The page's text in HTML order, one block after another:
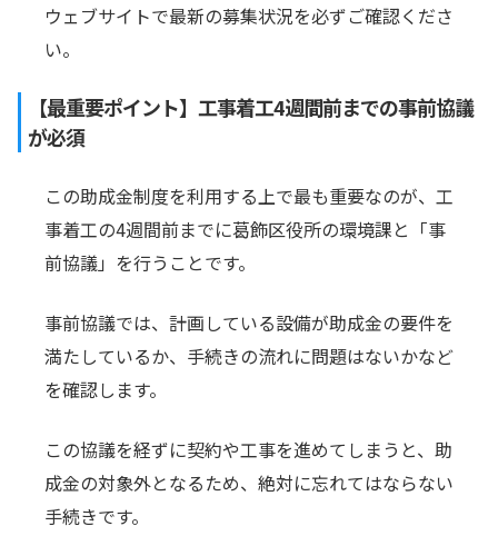
ウェブサイトで最新の募集状況を必ずご確認くださ
い。
【最重要ポイント】工事着工4週間前までの事前協議
が必須
この助成金制度を利用する上で最も重要なのが、工
事着工の4週間前までに葛飾区役所の環境課と「事
前協議」を行うことです。
事前協議では、計画している設備が助成金の要件を
満たしているか、手続きの流れに問題はないかなど
を確認します。
この協議を経ずに契約や工事を進めてしまうと、助
成金の対象外となるため、絶対に忘れてはならない
手続きです。